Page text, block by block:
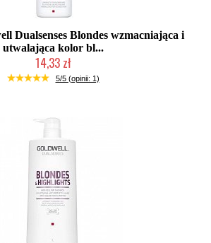
Dualsenses Blondes wzmacniająca i
utwalająca kolor bl...
14,33 zł
Chwilowo niedostępny
5/5 (opinii: 1)